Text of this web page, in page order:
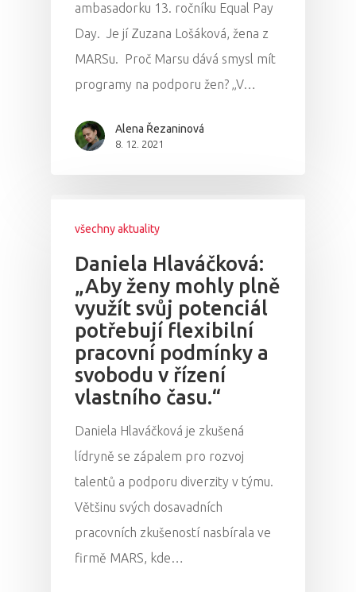
ambasadorku 13. ročníku Equal Pay
Day. Je jí Zuzana Lošáková, žena z
MARSu. Proč Marsu dává smysl mít
programy na podporu žen? „V…
Alena Řezaninová
8. 12. 2021
všechny aktuality
Daniela Hlaváčková:
„Aby ženy mohly plně
využít svůj potenciál
potřebují flexibilní
pracovní podmínky a
svobodu v řízení
vlastního času.“
Daniela Hlaváčková je zkušená
lídryně se zápalem pro rozvoj
talentů a podporu diverzity v týmu.
Většinu svých dosavadních
pracovních zkušeností nasbírala ve
firmě MARS, kde…